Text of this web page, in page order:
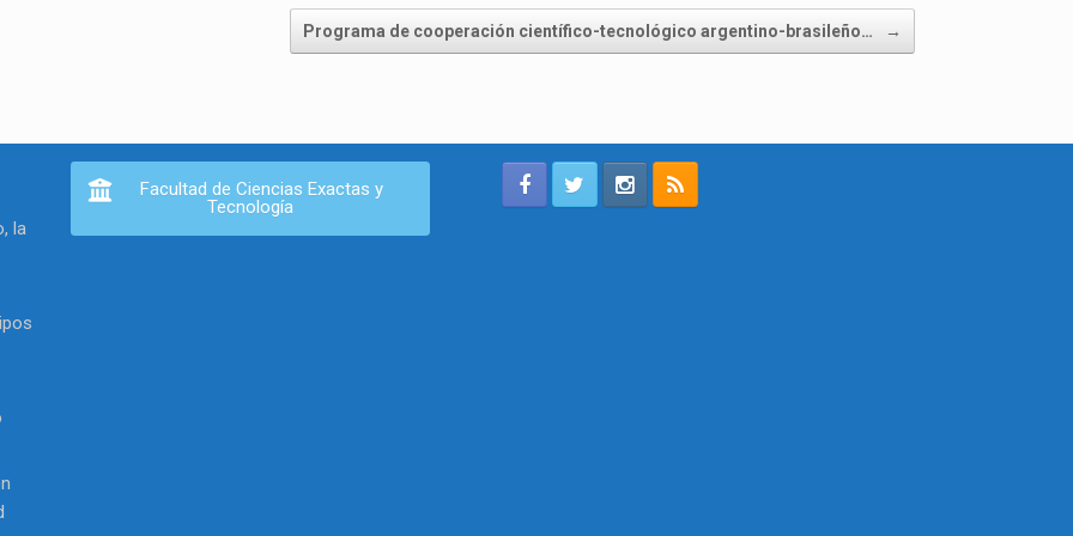
Programa de cooperación científico-tecnológico argentino-brasileño… →
la
Facultad de Ciencias Exactas y
Tecnología